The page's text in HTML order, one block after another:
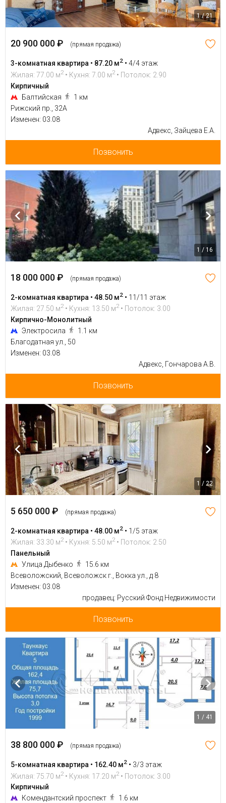
1 / 21
20 900 000 ₽ (прямая продажа)
3-комнатная квартира • 87.20 м2 • 4/4 этаж
Жилая: 77.00 м2 • Кухня: 7.00 м2 • Потолок: 2.90
Кирпичный
Балтийская
1 км
Рижский пр., 32А
Изменен: 03.08
Адвекс, Зайцева Е.А.
Позвонить
1 / 16
18 000 000 ₽ (прямая продажа)
2-комнатная квартира • 48.50 м2 • 11/11 этаж
Жилая: 27.50 м2 • Кухня: 13.50 м2 • Потолок: 3.00
Кирпично-Монолитный
Электросила
1.1 км
Благодатная ул., 50
Изменен: 03.08
Адвекс, Гончарова А.В.
Позвонить
1 / 22
5 650 000 ₽ (прямая продажа)
2-комнатная квартира • 48.00 м2 • 1/5 этаж
Жилая: 33.30 м2 • Кухня: 5.50 м2 • Потолок: 2.50
Панельный
Улица Дыбенко
15.6 км
Всеволожский, Всеволожск г., Вокка ул., д 8
Изменен: 03.08
продавец: Русский Фонд Недвижимости
Позвонить
1 / 41
38 800 000 ₽ (прямая продажа)
5-комнатная квартира • 162.40 м2 • 3/3 этаж
Жилая: 75.70 м2 • Кухня: 17.20 м2 • Потолок: 3.00
Кирпичный
Комендантский проспект
1.6 км